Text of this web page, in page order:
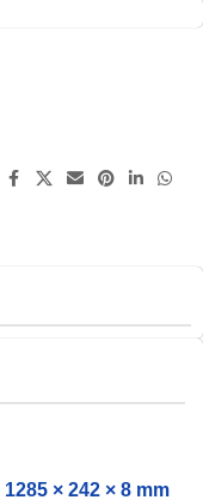
1285 × 242 × 8 mm